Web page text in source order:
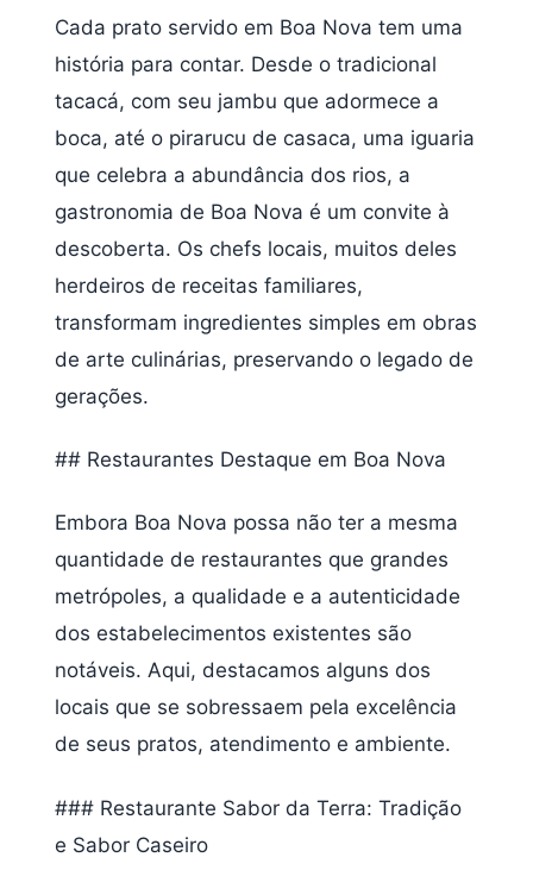
Cada prato servido em Boa Nova tem uma
história para contar. Desde o tradicional
tacacá, com seu jambu que adormece a
boca, até o pirarucu de casaca, uma iguaria
que celebra a abundância dos rios, a
gastronomia de Boa Nova é um convite à
descoberta. Os chefs locais, muitos deles
herdeiros de receitas familiares,
transformam ingredientes simples em obras
de arte culinárias, preservando o legado de
gerações.
## Restaurantes Destaque em Boa Nova
Embora Boa Nova possa não ter a mesma
quantidade de restaurantes que grandes
metrópoles, a qualidade e a autenticidade
dos estabelecimentos existentes são
notáveis. Aqui, destacamos alguns dos
locais que se sobressaem pela excelência
de seus pratos, atendimento e ambiente.
### Restaurante Sabor da Terra: Tradição
e Sabor Caseiro